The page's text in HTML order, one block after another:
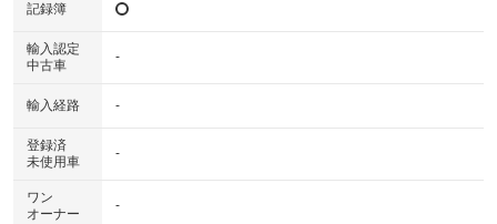
記録簿
輸入認定
中古車
-
輸入経路 -
登録済
未使用車
-
ワン
オーナー
-